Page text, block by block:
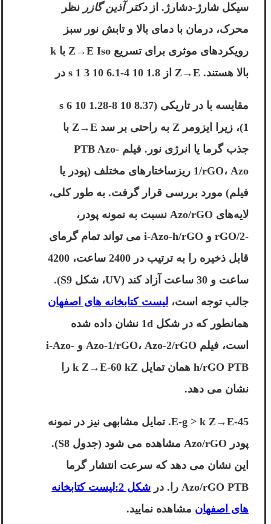
سیکل شارژ-دشارژ. ازدکتر آذین گازر نظر
محرک، درمان با دمای بالا و تابش نور سبز
رویکردهای موثری برای تسریع Z→E Iso با k
بالا هستند. Z→E از 1.8 10 4-6.1 10 3 s 1 در
مقایسه با در تاریکی (8.37 10 8-1.28 10 6 s
1)، زیرا ایزومر Z به راحتی بر سد Z→E با
جذب گرما یا انرژی نور. فیلم PTB Azo-
1/rGO، Azo ریزساختارهای مختلف (پودر یا
فیلم) مورد بررسی قرار گرفت. به طور کلی،
لایه‌های Azo/rGO نسبت به نمونه پودر،
-2/rGO و i-Azo-h/rGO می تواند تمام گرمای
قابل ذخیره را به ترتیب در 2400 ساعت، 4200
ساعت و 30 ساعت آزاد کند (UV، شکل S9).
جالب توجه است، لیست کتابخانه های اصفهان
همانطور که در شکل 1d نشان داده شده
است، فیلم Azo-1/rGO، Azo-2/rGO و i-Azo-
h/rGO PTB همان تمایل k Z→E-60 kZ را
نشان می دهد.
E-g > k Z→E-45. تمایل مشابهی نیز در نمونه
پودر Azo/rGO مشاهده می شود (جدول S8).
این نشان می دهد که سرعت انتشار گرما
Azo/rGO PTB را. در
شکل 2:لیست کتابخانه
های اصفهان مشاهده نمایید.